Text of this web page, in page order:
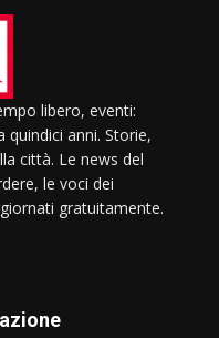
libero, eventi:
anni. Storie,
città. Le news del
le voci dei
gratuitamente.